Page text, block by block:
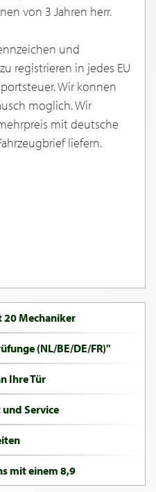
von 3 Jahren herr.
und
registrieren in jedes EU
Wir konnen
moglich. Wir
mit deutsche
liefern.
20 Mechaniker
(NL/BE/DE/FR)"
Ihre Tür
Service
mit einem 8,9